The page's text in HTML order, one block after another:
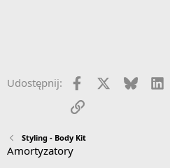
Udostępnij: Facebook Bluesky
Link
Styling - Body Kit
Amortyzatory